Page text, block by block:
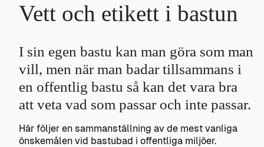
Vett och etikett i bastun
I sin egen bastu kan man göra som man
vill, men när man badar tillsammans i
en offentlig bastu så kan det vara bra
att veta vad som passar och inte passar.
Här följer en sammanställning av de mest vanliga
önskemålen vid bastubad i offentliga miljöer.